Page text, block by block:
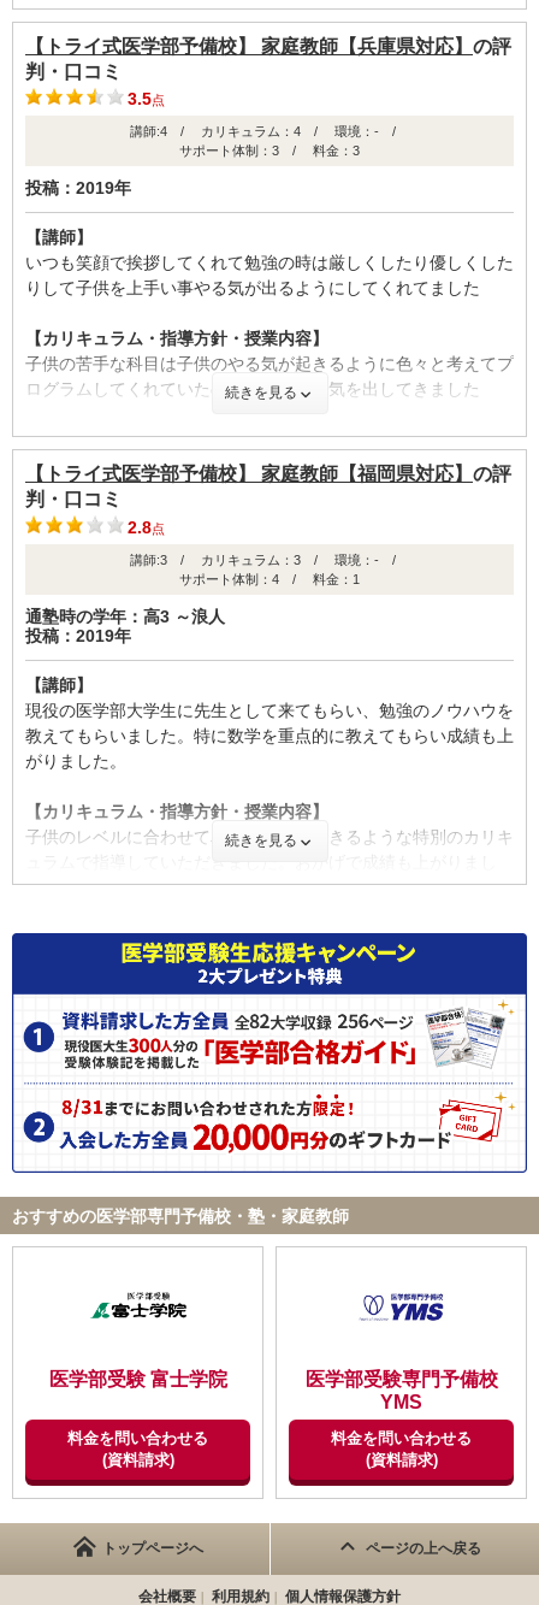
不適切な口コミを報告する
とができたのは非常に大きかったです。
【料金】
集団授業の塾よりは当然費用はかかりますが、個別の医学部専門
塾としては安く抑えられていると思います。塾を選ぶにあたりい
ろいろな個別の医学部専門塾へ話を聞きに行きましたが、比較的
ここが一番コストパフォーマンスが良いと思います。
【良かった点（改善してほしい点） 】
無理に難しい問題をやらせず、基礎的・典型的な問題を確実に得
点する力を重視する戦略は、どうしても医学部に行きたい私にと
略で十分だと思いますし、むしろこの戦略でどこかしらには引っ
かかると思いますので、大成功でした！
不適切な口コミを報告する
【カリキュラム・指導方針・授業内容】
英語が苦手だったので4月から8月まで週2日英語の講義を入れ、
二日のうち一日は文法の解説、もう一日は英文解釈を3つほどや
るというカリキュラムを組んでいました。9月からは実際に医学
部の入試問題を制限時間内にとけるようにトレーニングしていま
【校舎内外の環境について（自習室、交通の便、治安、立地な
ど） 】
校舎は落ち着いた場所にありますが、アクセスもよくとても便利
です。また校舎内がとてもきれいで、特に自習室は落ち着いて勉
強できる環境が整っており、勉強しやすかったです。校舎に参考
こともできます。
【サポート体制】
つでも相談に乗ってくれるという体制でした。そして個別指導だ
ったので、急な講義日程の変更にも迅速に対応してくださいまし
た。また赤本にはない過去問を頂くこともできました。
医学部専門予備校であるということ、且つ個別指導でそれぞれに
するとかなり料金は高くなってしまいます。しかし料金に見合っ
たサービスを受けることができます。
【良かった点（改善してほしい点） 】
自分の苦手や得意に合わせてオーダーメイドのカリキュラムを組
んでくださるので効率よく受験勉強をすることができます。また
カリキュラムのみならず、生徒に合った講師の方を選んでくださ
【トライ式医学部予備校】 家庭教師【兵庫県対応】 の評
判・口コミ
3.5点
講師:4 / カリキュラム：4 / 環境：- /
サポート体制：3 / 料金：3
投稿：2019年
【講師】
いつも笑顔で挨拶してくれて勉強の時は厳しくしたり優しくした
りして子供を上手い事やる気が出るようにしてくれてました
【カリキュラム・指導方針・授業内容】
子供の苦手な科目は子供のやる気が起きるように色々と考えてプ
ログラムしてくれていたので子供もやる気を出してきました
【サポート体制】
本部の方とは直接、会ったりした事がないので良く分かりません
が電話でのやり取りでは感じのいい人でした。
料金は少し高いように思っていましたが内容や結果を考えると見
合っていたと思うので特に不満とかはないです。
【良かった点（改善してほしい点） 】
それまでは苦手な科目は嫌々やっていたのですが分かるようにな
ると楽しそうに取り組んでいる姿を見て本当に嬉しかったです
【要望改善】
子供が苦手な科目を克服できて今では勉強も楽しくまではいかな
くてもキチンと進んでするようになったので良かったと思ってい
入会 卒業
続きを見る
【トライ式医学部予備校】 家庭教師【福岡県対応】 の評
判・口コミ
2.8点
講師:3 / カリキュラム：3 / 環境：- /
サポート体制：4 / 料金：1
通塾時の学年：高3 ～浪人
投稿：2019年
【講師】
現役の医学部大学生に先生として来てもらい、勉強のノウハウを
教えてもらいました。特に数学を重点的に教えてもらい成績も上
がりました。
【カリキュラム・指導方針・授業内容】
子供のレベルに合わせて段階的に成長できるような特別のカリキ
た。
【サポート体制】
資料請求をする際に、不安なことについて相談したのですが、丁
寧な説明によって不安を払拭することができました。
【料金】
１対１とはいえ非常に高いと思います。医学部に合格するためと
はいえ家計に大打撃ですが、将来回収できることを願っていま
す。
その結果、成績が偏差値55から60に上がった。
たらとても嬉しいです。または特別な条件で割引などがあれば嬉
しいです。
【成績の推移】
学校の成績
時期
続きを見る
おすすめの医学部専門予備校・塾・家庭教師
医学部受験 富士学院
料金を問い合わせる
(資料請求)
医学部受験専門予備校
YMS
料金を問い合わせる
(資料請求)
トップページへ ページの上へ戻る
会社概要 利用規約 個人情報保護方針